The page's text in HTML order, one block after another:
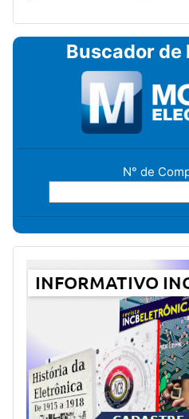
Buscador de
N° de